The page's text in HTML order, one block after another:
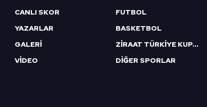
CANLI SKOR
YAZARLAR
GALERİ
VİDEO
FUTBOL
BASKETBOL
ZİRAAT TÜRKİYE KUPASI
DİĞER SPORLAR